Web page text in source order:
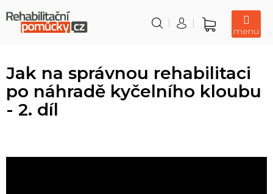
na
obsah
Nákupní
Jak na správnou rehabilitaci
po náhradě kyčelního kloubu
- 2. díl